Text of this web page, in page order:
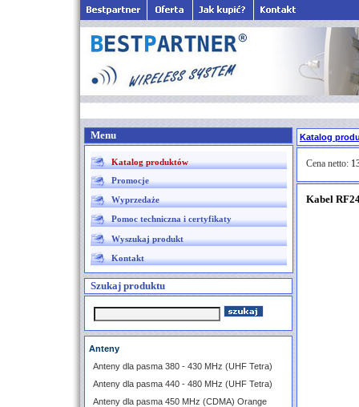
Menu
Katalog produktów
Promocje
Wyprzedaże
Pomoc techniczna i certyfikaty
Wyszukaj produkt
Kontakt
Szukaj produktu
Anteny
Anteny dla pasma 380 - 430 MHz (UHF Tetra)
Anteny dla pasma 440 - 480 MHz (UHF Tetra)
Anteny dla pasma 450 MHz (CDMA) Orange
Katalog
Cena netto:
Kabel